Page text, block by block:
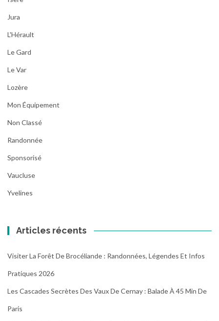
Jura
L'Hérault
Le Gard
Le Var
Lozère
Mon Équipement
Non Classé
Randonnée
Sponsorisé
Vaucluse
Yvelines
Articles récents
Visiter La Forêt De Brocéliande : Randonnées, Légendes Et Infos
Pratiques 2026
Les Cascades Secrètes Des Vaux De Cernay : Balade À 45 Min De
Paris